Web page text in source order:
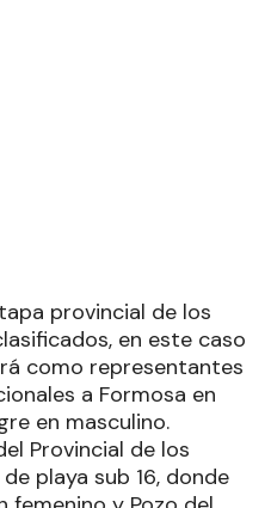
provincial de los
en este caso
como representantes
a Formosa en
en masculino.
Provincial de los
playa sub 16, donde